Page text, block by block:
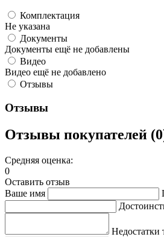
Комплектация
Не указана
Документы
Документы ещё не добавлены
Видео
Видео ещё не добавлено
Отзывы
Отзывы
Отзывы покупателей
Средняя оценка:
0
Оставить отзыв
Ваше имя
Недостатки